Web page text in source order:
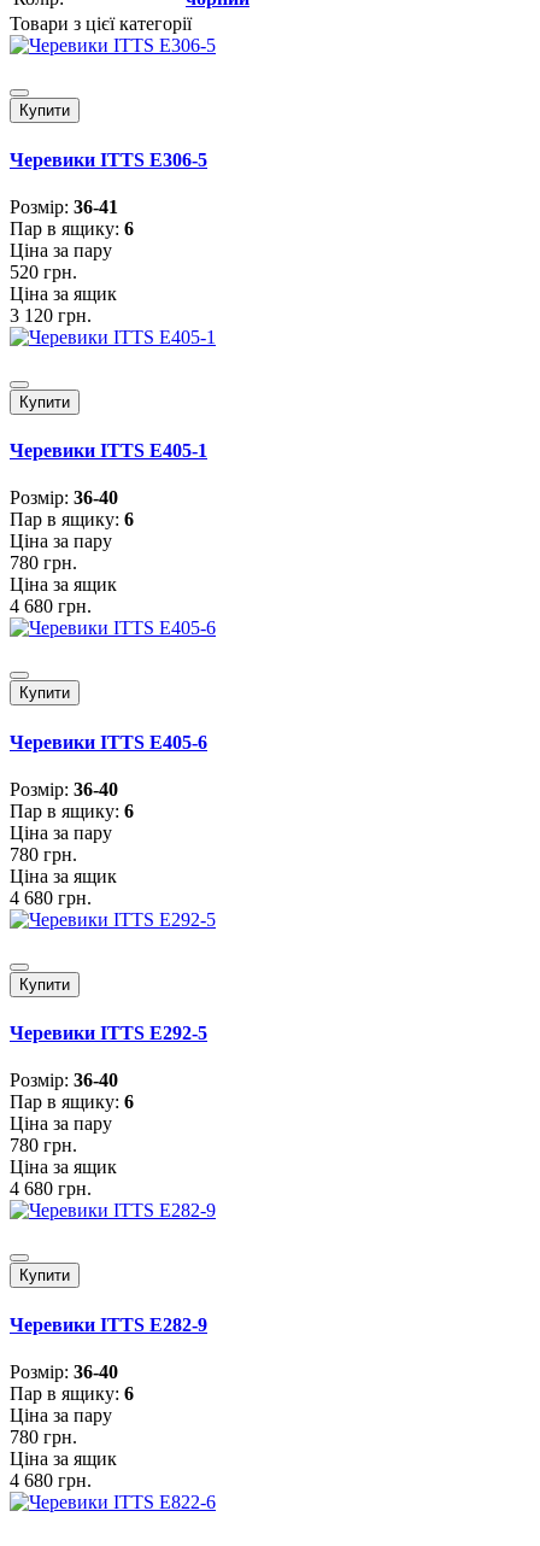
Товари з цієї категорії
Купити
Черевики ITTS E306-5
Розмiр: 36-41
Пар в ящику: 6
Ціна за пару
520 грн.
Ціна за ящик
3 120 грн.
Купити
Черевики ITTS E405-1
Розмiр: 36-40
Пар в ящику: 6
Ціна за пару
780 грн.
Ціна за ящик
4 680 грн.
Купити
Черевики ITTS E405-6
Розмiр: 36-40
Пар в ящику: 6
Ціна за пару
780 грн.
Ціна за ящик
4 680 грн.
Купити
Черевики ITTS E292-5
Розмiр: 36-40
Пар в ящику: 6
Ціна за пару
780 грн.
Ціна за ящик
4 680 грн.
Купити
Черевики ITTS E282-9
Розмiр: 36-40
Пар в ящику: 6
Ціна за пару
780 грн.
Ціна за ящик
4 680 грн.